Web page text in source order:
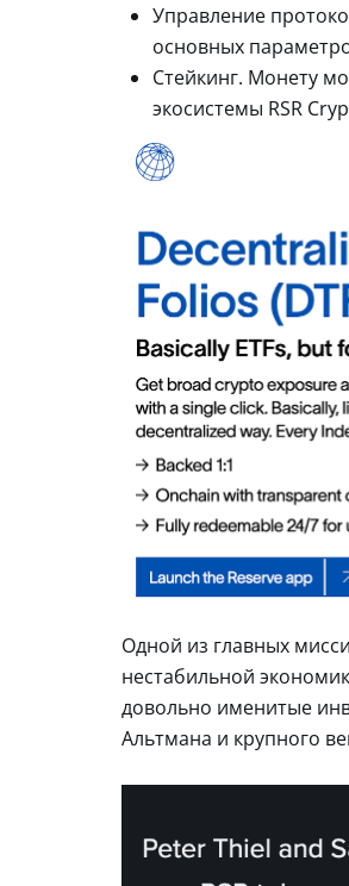
Управление
основных
Стейкинг. Монету
экосистемы RSR
Одной из главных
нестабильной
довольно именитые
Альтмана и крупного